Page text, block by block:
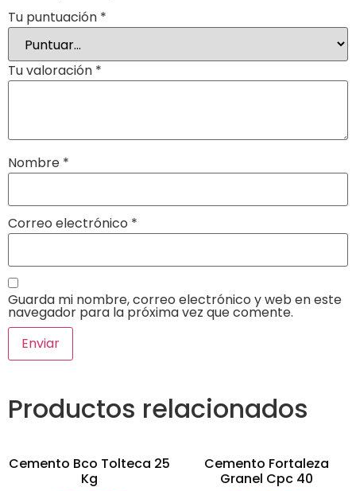
Tu puntuación *
Tu valoración *
Nombre *
Correo electrónico *
Guarda mi nombre, correo electrónico y web en este
navegador para la próxima vez que comente.
Productos relacionados
Cemento Bco Tolteca 25
Kg
Cemento Fortaleza
Granel Cpc 40